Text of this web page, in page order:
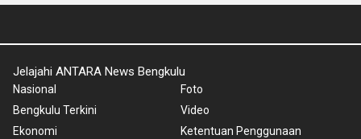
Jelajahi ANTARA News Bengkulu
Nasional
Bengkulu Terkini
Ekonomi
Foto
Video
Ketentuan Penggunaan